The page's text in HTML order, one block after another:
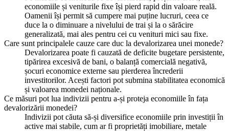
economiile și veniturile fixe își pierd rapid din valoare reală.
Oamenii își permit să cumpere mai puține lucruri, ceea ce
duce la o diminuare a nivelului de trai și la o sărăcire
generalizată, mai ales pentru cei cu venituri mici sau fixe.
Care sunt principalele cauze care duc la devalorizarea unei monede?
Devalorizarea poate fi cauzată de deficite bugetare persistente,
tipărirea excesivă de bani, o balanță comercială negativă,
șocuri economice externe sau pierderea încrederii
investitorilor. Acești factori pot submina stabilitatea economică
și valoarea monedei naționale.
Ce măsuri pot lua indivizii pentru a-și proteja economiile în fața
devalorizării monedei?
Indivizii pot căuta să-și diversifice economiile prin investiții în
active mai stabile, cum ar fi proprietăți imobiliare, metale